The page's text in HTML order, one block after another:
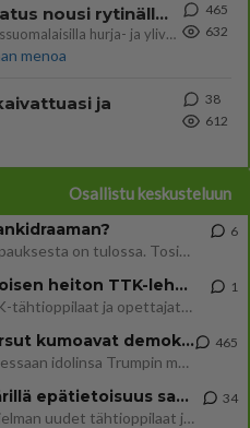
Perussuomalaisten kannatus nousi rytinällä Ylen tänään julkaisemassa tuoreimmassa gallup-kyselyssä.
https://yle.fi/a/74-20239449 Perussuomalaisilla hurja- ja ylivoimaisesti suurin nousu tässä uudessa Ylen gallupissa. Kyl
menoa
465
632
ja
38
612
Osallistu keskusteluun
Uusi draamasarja järkyttävästä tapauksesta on tulossa. Tositapahtumiin perustuva sarja ammentaa vuoden 1986 Mikkelin pan
6
Ernest Lawson täräytti erikoisen heiton TTK-lehdistötilaisuudessa: " Onko tässä tarkoituksena...?"
Ernest Lawson esitteli uudet TTK-tähtioppilaat ja opettajat torstaina 6.8. lehdistölle. Tulevalla kaudella on yksi hausk
1
Jos SDP ei voita reilusti, persut kumoavat demokratian Suomesta
Näin tekisi ainakin Rydman seuratessaan idolinsa Trumpin mallia https://www.is.fi/politiikka/art-2000012187244.html
465
Uuden TTK-juontajan ympärillä epätietoisuus sakenee - Nyt MTV hämmentää soppaa
TTK tulee taas tänä syksynä. Ohjelman uudet tähtioppilaat julkistetaan torstaina 6. elokuuta klo 14 alkavassa lehdistö
34